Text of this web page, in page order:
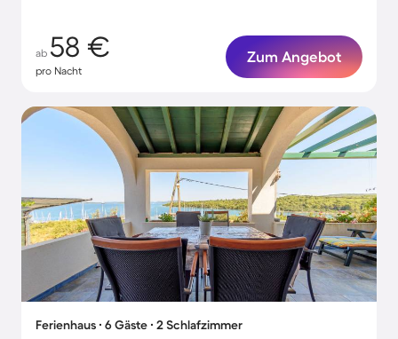
ab 58 €
pro Nacht
Zum Angebot
Ferienhaus ∙ 6 Gäste ∙ 2 Schlafzimmer